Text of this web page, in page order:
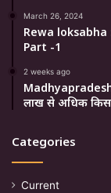
March 26, 2024
Rewa loksabha :
Part -1
2 weeks ago
Madhyapradesh
लाख से अधिक
Categories
Current